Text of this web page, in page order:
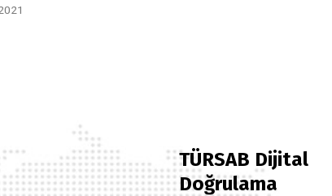
TÜRSAB Dijital
Doğrulama